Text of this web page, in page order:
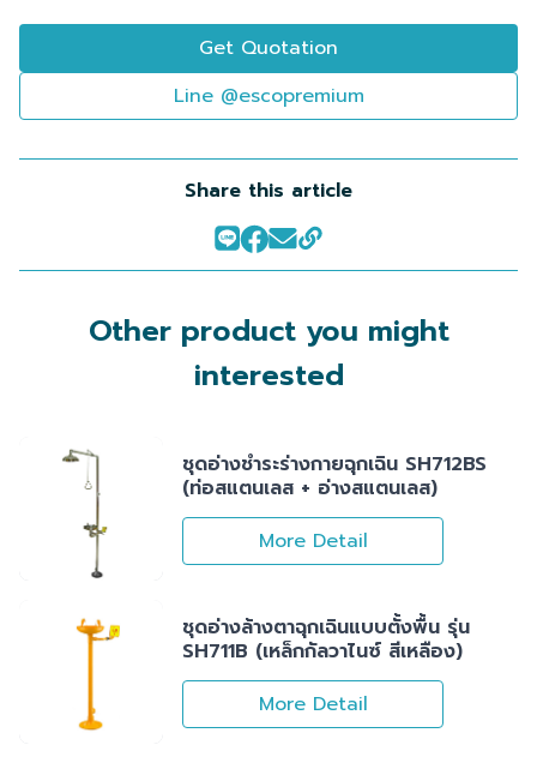
Get Quotation
Line @escopremium
Share this article
Other product you might
interested
ชุดอ่างชำระร่างกายฉุกเฉิน SH712BS
(ท่อสแตนเลส + อ่างสแตนเลส)
More Detail
ชุดอ่างล้างตาฉุกเฉินแบบตั้งพื้น รุ่น
SH711B (เหล็กกัลวาไนซ์ สีเหลือง)
More Detail